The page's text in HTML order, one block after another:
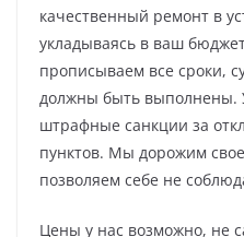
качественный ремонт в
укладываясь в ваш
прописываем все сроки,
должны быть выполнены.
штрафные санкции за
пунктов. Мы дорожим
позволяем себе не
Цены у нас возможно, не